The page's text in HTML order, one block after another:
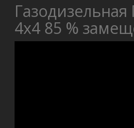
Газодизельная
4х4 85 %